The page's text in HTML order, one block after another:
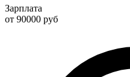
Зарплата
от 90000 руб